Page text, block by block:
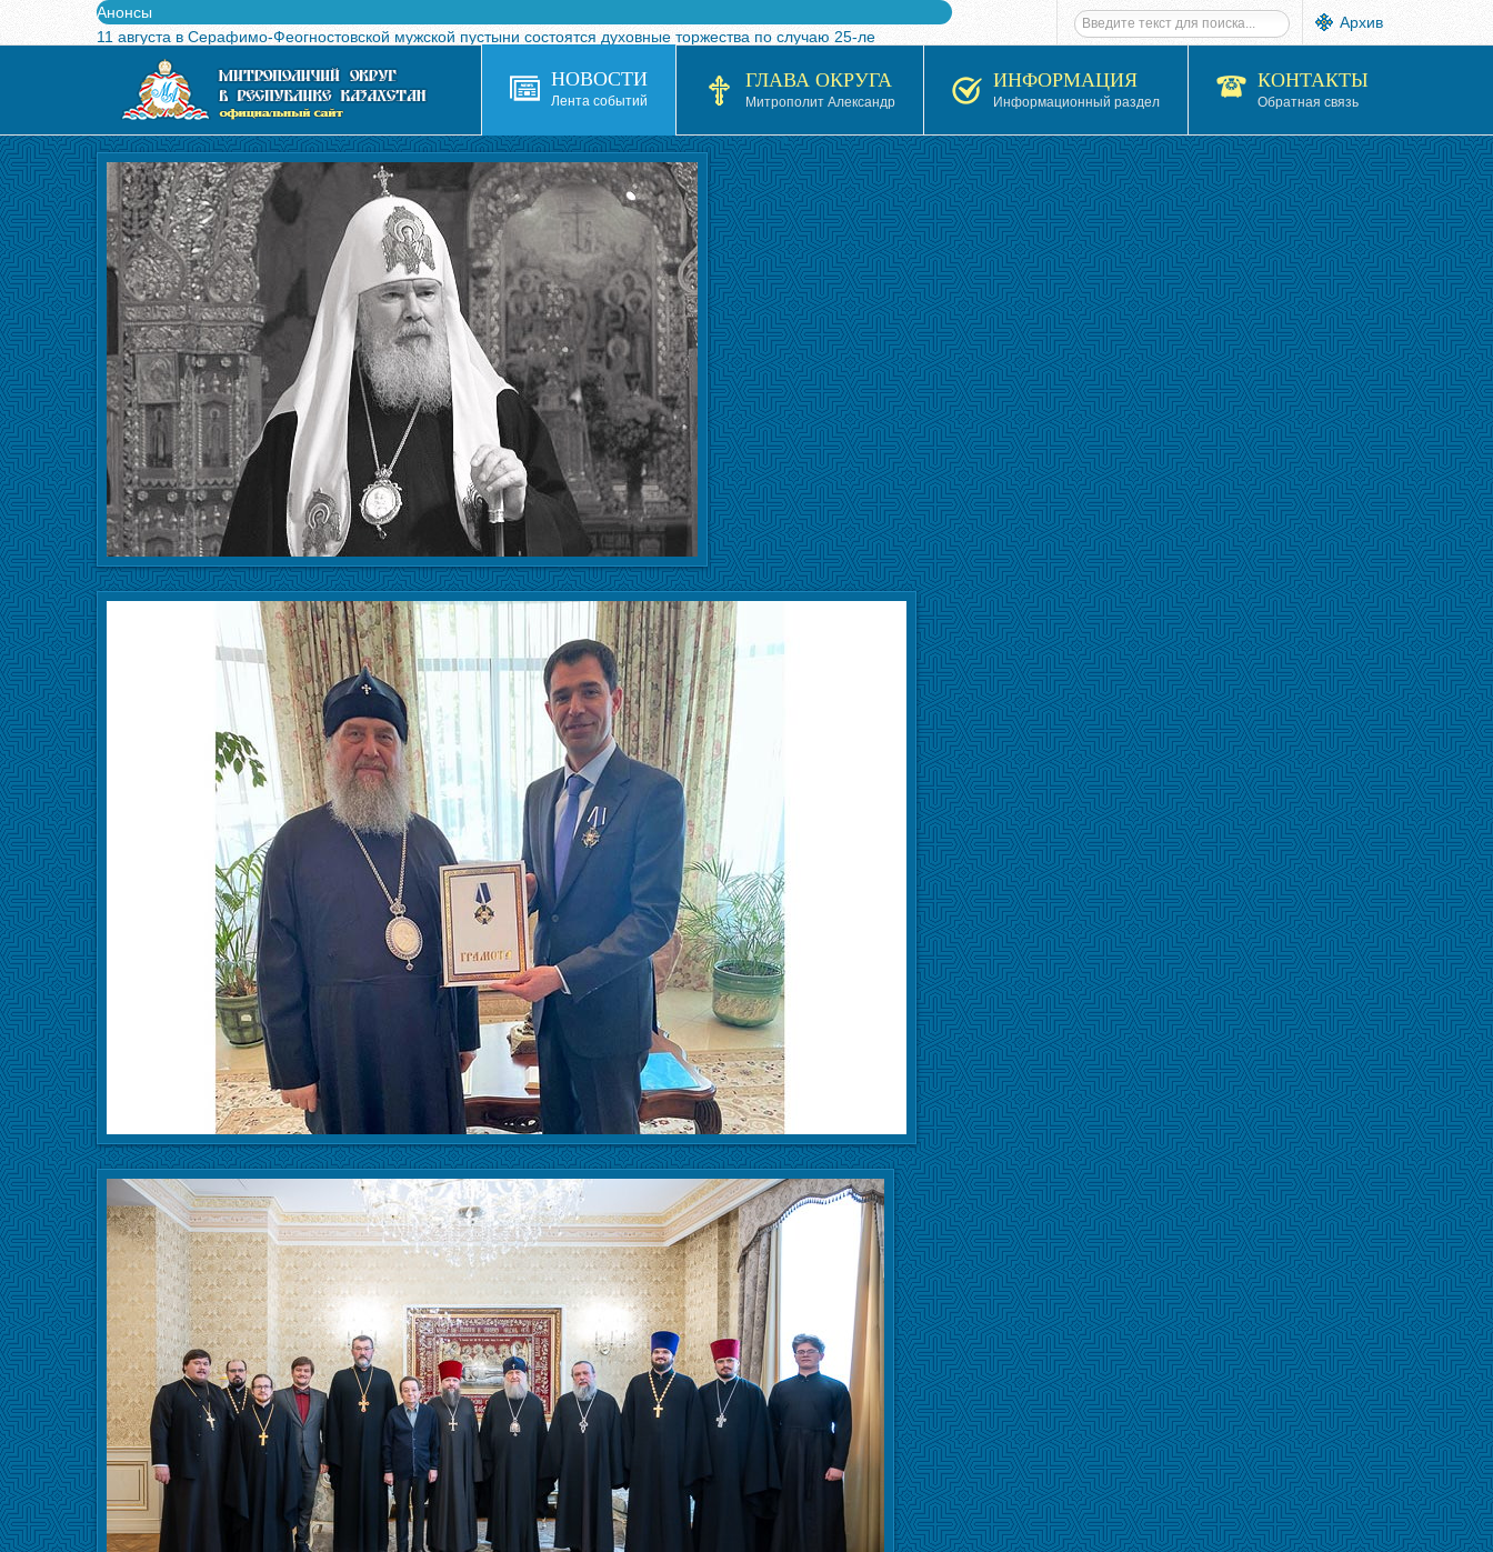
Анонсы
11 августа в Серафимо-Феогностовской мужской пустыни состоятся духовные торжества по случаю 25-ле
Выпущен в свет буклет о проведении Международного турнира по волейболу, посвященного 25-летию обр
Вышел в свет новый номер журнала «Свет Православия в Казахстане»
Вышла в свет монография «Управляющие Алма-Атинской епархией Русской Православной Церкви в 1927–19
Алма-Атинская духовная семинария объявляет прием документов на 2026-2027 учебный год
Архив
НОВОСТИ
Лента событий
ГЛАВА ОКРУГА
Митрополит Александр
ИНФОРМАЦИЯ
Информационный раздел
КОНТАКТЫ
Обратная связь